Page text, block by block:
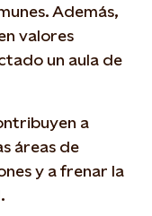
Además,
valores
un aula de
a
áreas de
y a frenar la